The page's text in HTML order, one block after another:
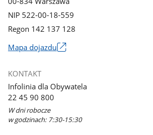
NIP 522-00-18-559
Regon 142 137 128
Mapa dojazdu
się
w
nowym
oknie
KONTAKT
Infolinia dla Obywatela
22 45 90 800
W dni robocze
w godzinach: 7:30-15:30